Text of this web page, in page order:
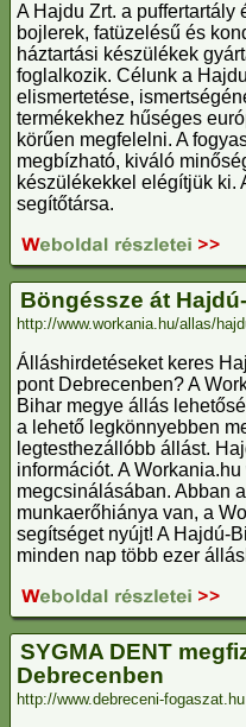
A Hajdu Zrt. a puffertartály
bojlerek, fatüzelésű és
háztartási készülékek
foglalkozik. Célunk a
elismertetése,
termékekhez hűséges
körűen megfelelni. A
megbízható, kiváló
készülékekkel elégítjük ki.
segítőtársa.
Böngéssze át
http://www.workania.hu/allas/
Álláshirdetéseket keres
pont Debrecenben? A
Bihar megye állás
a lehető legkönnyebben
legtesthezállóbb állást.
információt. A
megcsinálásában. Abban
munkaerőhiánya van, a
segítséget nyújt! A Hajdú-
minden nap több ezer
SYGMA DENT
Debrecenben
http://www.debreceni-fogaszat.hu